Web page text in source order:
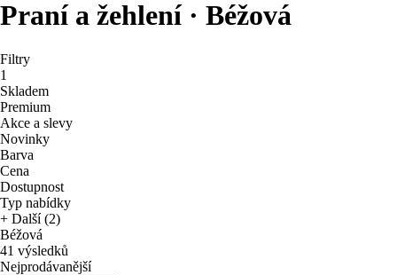
Praní a žehlení · Béžová
Filtry
1
Skladem
Premium
Akce a slevy
Novinky
Barva
Cena
Dostupnost
Typ nabídky
+ Další (2)
Béžová
41 výsledků
Nejprodávanější